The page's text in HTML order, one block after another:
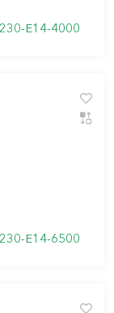
E14-4000
E14-6500